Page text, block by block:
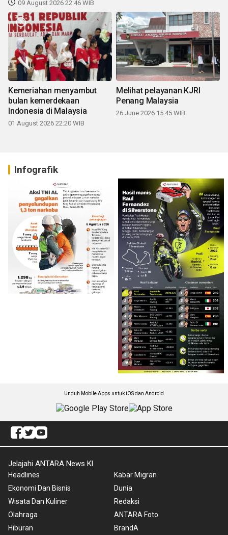
09 August 2026 22:46 WIB
Kemeriahan menyambut
bulan kemerdekaan
Indonesia di Malaysia
01 August 2026 22:20 WIB
Melihat pelayanan KJRI
Penang Malaysia
26 June 2026 15:45 WIB
Infografik
Unduh Mobile Apps untuk iOS dan Android
Jelajahi ANTARA News Kl
Headlines
Ekonomi Dan Bisnis
Wisata Dan Kuliner
Olahraga
Hiburan
Kabar Migran
Dunia
Redaksi
ANTARA Foto
BrandA